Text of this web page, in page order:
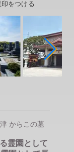
をつける
からこの墓
霊園として